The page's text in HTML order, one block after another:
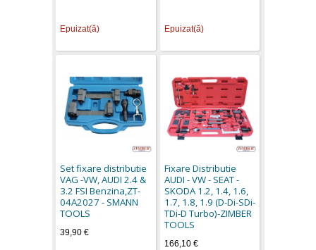
Epuizat(ă) Epuizat(ă)
Set fixare distributie
VAG -VW, AUDI 2.4 &
3.2 FSI Benzina,ZT-
04A2027 - SMANN
TOOLS
39,90 €
Fixare Distributie
AUDI - VW - SEAT -
SKODA 1.2, 1.4, 1.6,
1.7, 1.8, 1.9 (D-Di-SDi-
TDi-D Turbo)-ZIMBER
TOOLS
166,10 €